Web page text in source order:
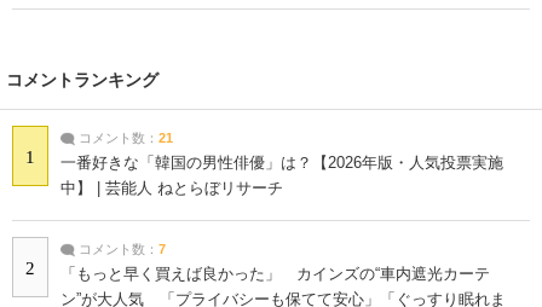
コメントランキング
1
コメント数： 21
一番好きな「韓国の男性俳優」は？【2026年版・人気投票実施
中】 | 芸能人 ねとらぼリサーチ
2
コメント数： 7
「もっと早く買えば良かった」 カインズの“車内遮光カーテ
ン”が大人気 「プライバシーも保てて安心」「ぐっすり眠れま